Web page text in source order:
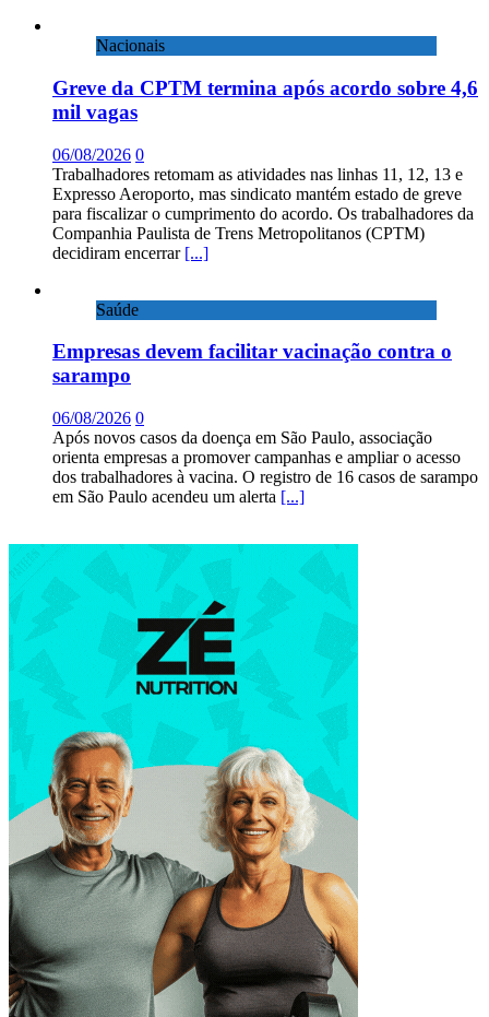
Nacionais
Greve da CPTM termina após acordo sobre 4,6
mil vagas
06/08/2026 0
Trabalhadores retomam as atividades nas linhas 11, 12, 13 e
Expresso Aeroporto, mas sindicato mantém estado de greve
para fiscalizar o cumprimento do acordo. Os trabalhadores da
Companhia Paulista de Trens Metropolitanos (CPTM)
decidiram encerrar [...]
Saúde
Empresas devem facilitar vacinação contra o
sarampo
06/08/2026 0
Após novos casos da doença em São Paulo, associação
orienta empresas a promover campanhas e ampliar o acesso
dos trabalhadores à vacina. O registro de 16 casos de sarampo
em São Paulo acendeu um alerta [...]